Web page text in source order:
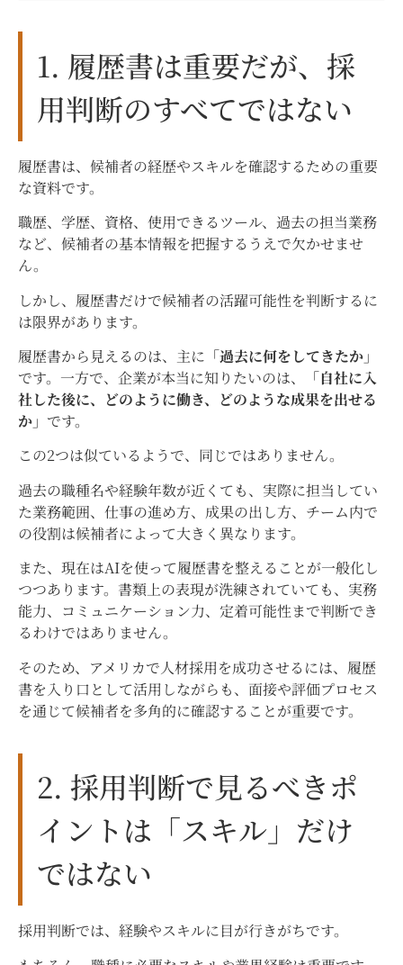
1. 履歴書は重要だが、採
用判断のすべてではない
履歴書は、候補者の経歴やスキルを確認するための重要
な資料です。
職歴、学歴、資格、使用できるツール、過去の担当業務
など、候補者の基本情報を把握するうえで欠かせませ
ん。
しかし、履歴書だけで候補者の活躍可能性を判断するに
は限界があります。
履歴書から見えるのは、主に 「過去に何をしてきたか」
です。一方で、企業が本当に知りたいのは、
「自社に入
社した後に、どのように働き、どのような成果を出せる
か」 です。
この2つは似ているようで、同じではありません。
過去の職種名や経験年数が近くても、実際に担当してい
た業務範囲、仕事の進め方、成果の出し方、チーム内で
の役割は候補者によって大きく異なります。
また、現在はAIを使って履歴書を整えることが一般化し
つつあります。書類上の表現が洗練されていても、実務
能力、コミュニケーション力、定着可能性まで判断でき
るわけではありません。
そのため、アメリカで人材採用を成功させるには、履歴
書を入り口として活用しながらも、面接や評価プロセス
を通じて候補者を多角的に確認することが重要です。
2. 採用判断で見るべきポ
イントは「スキル」だけ
ではない
採用判断では、経験やスキルに目が行きがちです。